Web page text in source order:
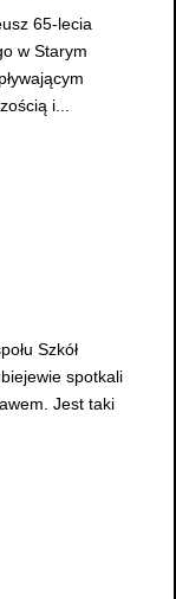
65-lecia
w Starym
i...
Szkół
spotkali
Jest taki